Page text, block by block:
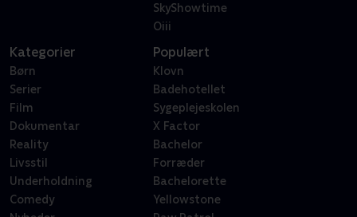
SkyShowtime
Oiii
Kategorier
Børn
Serier
Film
Dokumentar
Reality
Livsstil
Underholdning
Comedy
Populært
Klovn
Badehotellet
Sygeplejeskolen
X Factor
Bachelor
Forræder
Bachelorette
Yellowstone